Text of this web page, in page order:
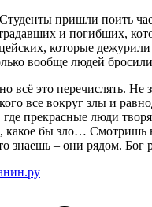
пришли поить
и погибших,
которые дежурили
вообще людей
всё это перечислять. Не
все вокруг злы и
прекрасные люди
какое бы зло… Смотришь
знаешь – они рядом. Бог